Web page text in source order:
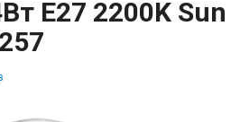
E27 2200K Sun